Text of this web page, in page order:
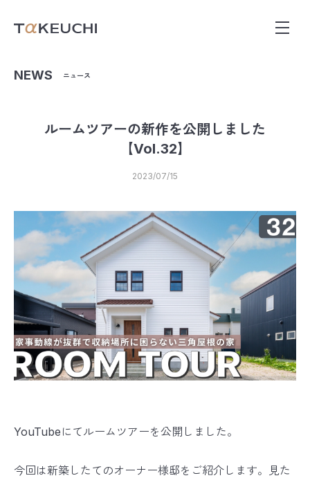
NEWS ニュース
ルームツアーの新作を公開しました
【Vol.32】
2023/07/15
YouTubeにてルームツアーを公開しました。
今回は新築したてのオーナー様邸をご紹介します。見た